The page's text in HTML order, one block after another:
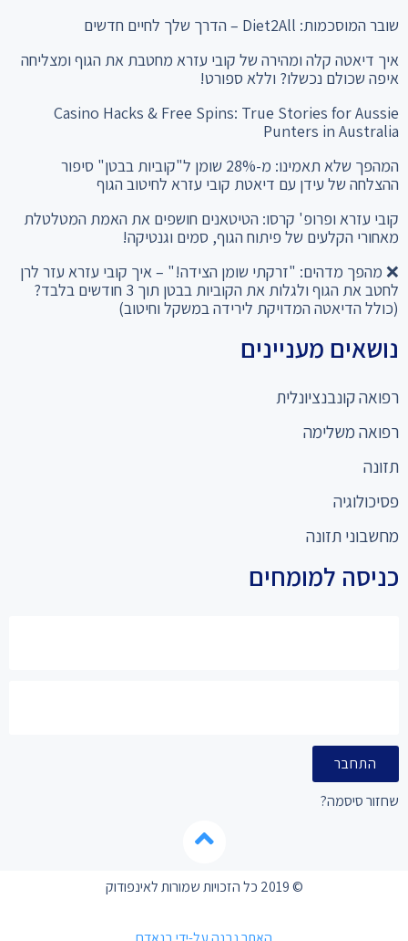
שובר המוסכמות: Diet2All – הדרך שלך לחיים חדשים
איך דיאטה קלה ומהירה של קובי עזרא מחטבת את הגוף ומצליחה
איפה שכולם נכשלו? וללא ספורט!
Casino Hacks & Free Spins: True Stories for Aussie
Punters in Australia
המהפך שלא תאמינו: מ-28% שומן ל"קוביות בבטן" סיפור
ההצלחה של עידן עם דיאטת קובי עזרא לחיטוב הגוף
קובי עזרא ופרופ' קרסו: הטיטאנים חושפים את האמת המטלטלת
מאחורי הקלעים של פיתוח הגוף, סמים וגנטיקה!
❌ מהפך מדהים: "זרקתי שומן הצידה!" – איך קובי עזרא עזר לרן
לחטב את הגוף ולגלות את הקוביות בבטן תוך 3 חודשים בלבד?
(כולל הדיאטה המדויקת לירידה במשקל וחיטוב)
נושאים מעניינים
רפואה קונבנציונלית
רפואה משלימה
תזונה
פסיכולוגיה
מחשבוני תזונה
כניסה למומחים
התחבר
שחזור סיסמה?
© 2019 כל הזכויות שמורות לאינפודוק